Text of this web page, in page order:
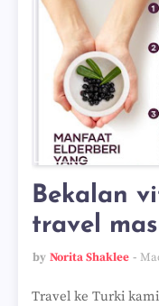
Bekalan
travel
by Norita Shaklee
Travel ke Turki